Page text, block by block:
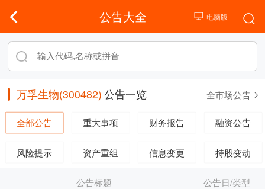
公告大全
万孚生物(300482) 公告一览 全市场公告
全部公告 重大事项 财务报告 融资公告
风险提示 资产重组 信息变更 持股变动
公告标题 公告日/类型